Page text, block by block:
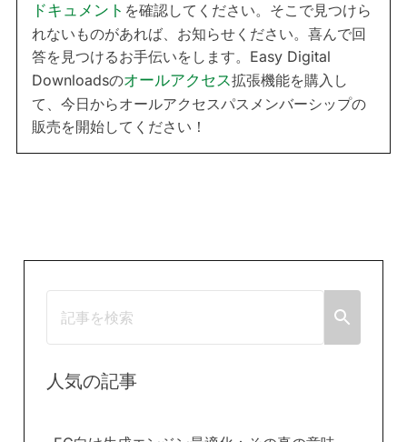
ドキュメント を確認してください。そこで見つけら
れないものがあれば、お知らせください。喜んで回
答を見つけるお手伝いをします。Easy Digital
Downloadsのオールアクセス拡張機能を購入し
て、今日からオールアクセスパスメンバーシップの
販売を開始してください！
人気の記事